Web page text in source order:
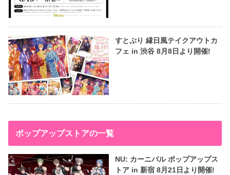
すとぷり 縁日風テイクアウトカ
フェ in 渋谷 8月8日より開催!
ポップアップストアの一覧
NU: カーニバル ポップアップス
トア in 新宿 8月21日より開催!